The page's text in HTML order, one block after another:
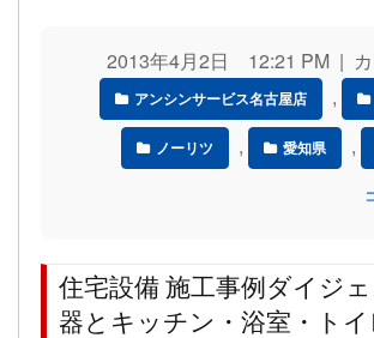
2013年4月2日 12:21 PM | カ
アンシンサービス名古屋店 ,
ノーリツ , 愛知県 ,
住宅設備 施工事例ダイジ
器とキッチン・浴室・ト